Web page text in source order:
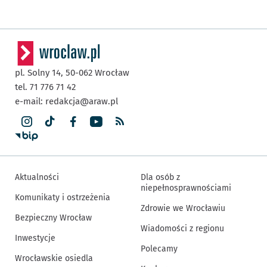
pl. Solny 14, 50-062 Wrocław
tel. 71 776 71 42
e-mail: redakcja@araw.pl
Aktualności
Komunikaty i ostrzeżenia
Bezpieczny Wrocław
Inwestycje
Wrocławskie osiedla
Dla osób z
niepełnosprawnościami
Zdrowie we Wrocławiu
Wiadomości z regionu
Polecamy